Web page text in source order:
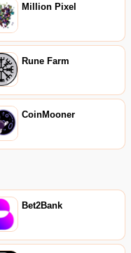
Million Pixel
Rune Farm
CoinMooner
Bet2Bank